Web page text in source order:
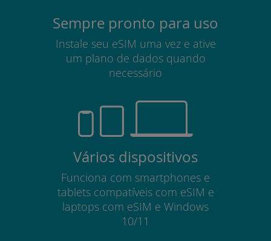
Sempre pronto para uso
Instale seu eSIM uma vez e ative
um plano de dados quando
necessário
Vários dispositivos
Funciona com smartphones e
tablets compatíveis com eSIM e
laptops com eSIM e Windows
10/11